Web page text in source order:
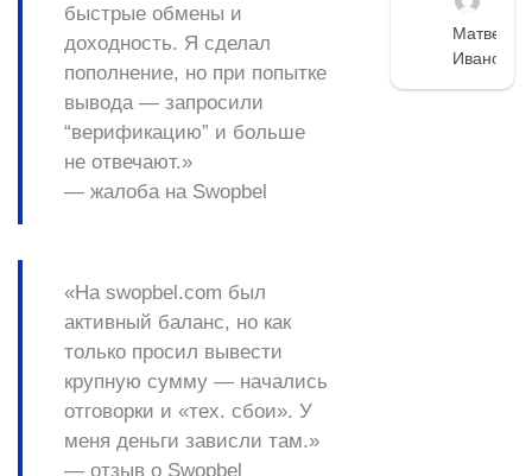
быстрые обмены и
доходность. Я сделал
пополнение, но при попытке
вывода — запросили
“верификацию” и больше
не отвечают.»
— жалоба на Swopbel
«На swopbel.com был
активный баланс, но как
только просил вывести
крупную сумму — начались
отговорки и «тех. сбои». У
меня деньги зависли там.»
— отзыв о Swopbel
Матвей
Иванов